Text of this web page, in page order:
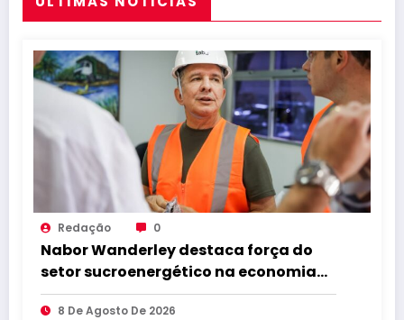
Redação 0
Nabor Wanderley destaca força do
setor sucroenergético na economia
da Paraíba durante visita à Destilaria
Tabu
8 De Agosto De 2026